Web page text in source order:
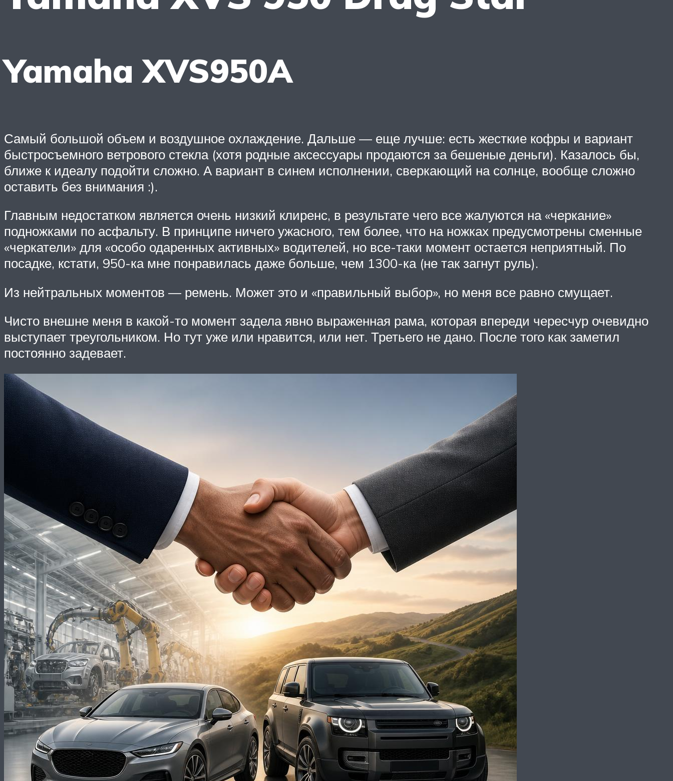
Yamaha XVS950A
Самый большой объем и воздушное охлаждение. Дальше — еще лучше: есть жесткие кофры и вариант
быстросъемного ветрового стекла (хотя родные аксессуары продаются за бешеные деньги). Казалось бы,
ближе к идеалу подойти сложно. А вариант в синем исполнении, сверкающий на солнце, вообще сложно
оставить без внимания :).
Главным недостатком является очень низкий клиренс, в результате чего все жалуются на «черкание»
подножками по асфальту. В принципе ничего ужасного, тем более, что на ножках предусмотрены сменные
«черкатели» для «особо одаренных активных» водителей, но все-таки момент остается неприятный. По
посадке, кстати, 950-ка мне понравилась даже больше, чем 1300-ка (не так загнут руль).
Из нейтральных моментов — ремень. Может это и «правильный выбор», но меня все равно смущает.
Чисто внешне меня в какой-то момент задела явно выраженная рама, которая впереди чересчур очевидно
выступает треугольником. Но тут уже или нравится, или нет. Третьего не дано. После того как заметил
постоянно задевает.